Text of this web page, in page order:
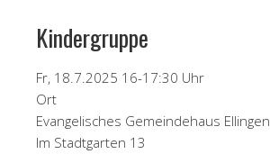
Kindergruppe
Fr, 18.7.2025 16-17:30 Uhr
Ort
Evangelisches Gemeindehaus Ellingen
Im Stadtgarten 13